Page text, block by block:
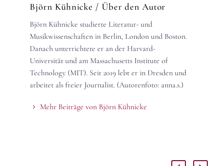
Björn Kühnicke / Über den Autor
Björn Kühnicke studierte Literatur- und
Musikwissenschaften in Berlin, London und Boston.
Danach unterrichtete er an der Harvard-
Universität und am Massachusetts Institute of
Technology (MIT). Seit 2019 lebt er in Dresden und
arbeitet als freier Journalist. (Autorenfoto: anna.s.)
Mehr Beiträge von Björn Kühnicke